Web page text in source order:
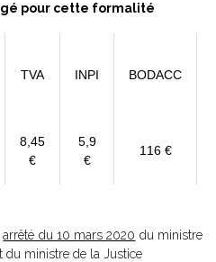
pour cette formalité
TVA INPI BODACC
8,45
€
5,9
€
116 €
arrêté du 10 mars 2020 du ministre
du ministre de la Justice